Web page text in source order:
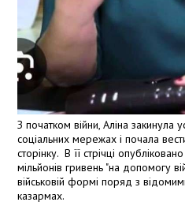
З початком війни, Аліна закинула
соціальних мережах і почала
сторінку. В її стрічці
мільйонів гривень "на допомогу
військовій формі поряд з
казармах.